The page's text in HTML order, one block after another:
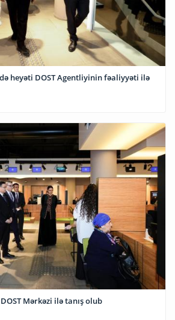
heyəti DOST Agentliyinin fəaliyyəti ilə
Mərkəzi ilə tanış olub